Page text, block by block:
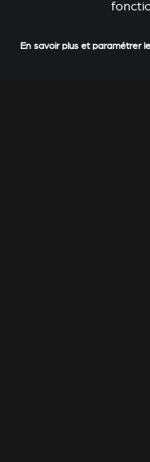
En savoir plus et paramétrer